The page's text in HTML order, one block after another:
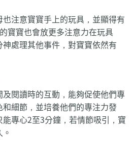
注意寶寶手上的玩具，並顯得有
寶寶也會放更多注意力在玩具
處理其他事件，對寶寶依然有
閱讀時的互動，能夠促使他們專
細節，並培養他們的專注力發
專心2至3分鐘，若情節吸引，寶